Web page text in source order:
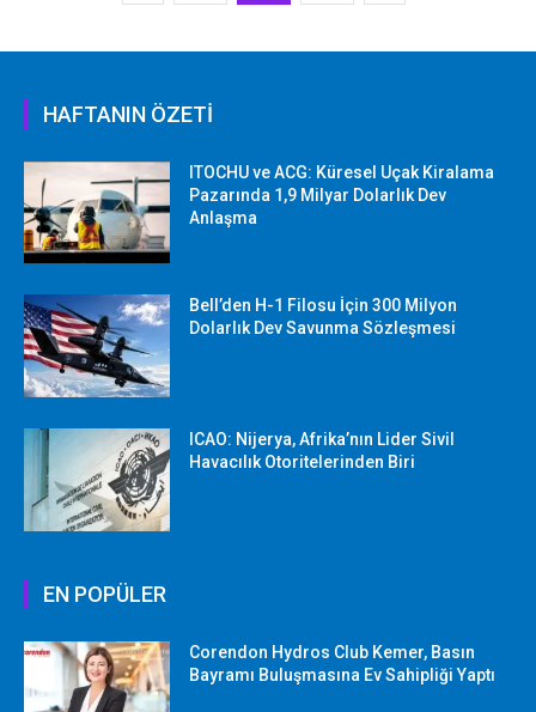
HAFTANIN ÖZETİ
ITOCHU ve ACG: Küresel Uçak Kiralama
Pazarında 1,9 Milyar Dolarlık Dev
Anlaşma
Bell’den H-1 Filosu İçin 300 Milyon
Dolarlık Dev Savunma Sözleşmesi
ICAO: Nijerya, Afrika’nın Lider Sivil
Havacılık Otoritelerinden Biri
EN POPÜLER
Corendon Hydros Club Kemer, Basın
Bayramı Buluşmasına Ev Sahipliği Yaptı